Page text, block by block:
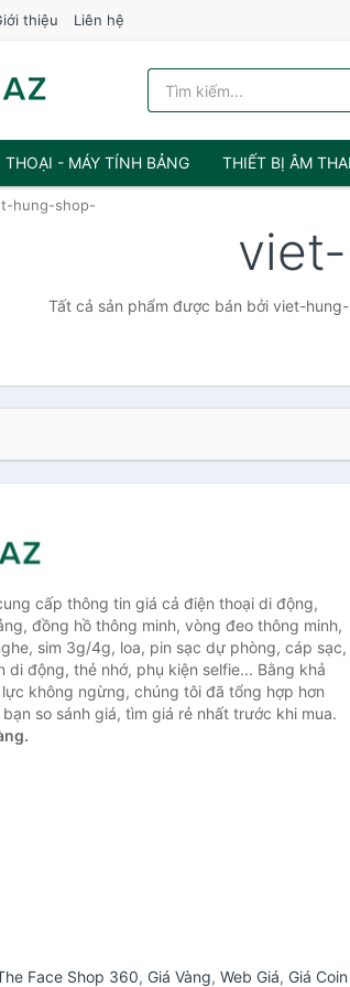
thiệu Liên hệ
THOẠI - MÁY TÍNH BẢNG THIẾT BỊ ÂM
hung-shop-
Tất cả sản phẩm được bán bởi viet-
cấp thông tin giá cả điện thoại di động,
đồng hồ thông minh, vòng đeo thông minh,
sim 3g/4g, loa, pin sạc dự phòng, cáp sạc,
di động, thẻ nhớ, phụ kiện selfie... Bằng khả
không ngừng, chúng tôi đã tổng hợp hơn
so sánh giá, tìm giá rẻ nhất trước khi mua.
Face Shop 360, Giá Vàng, Web Giá, Giá Coin